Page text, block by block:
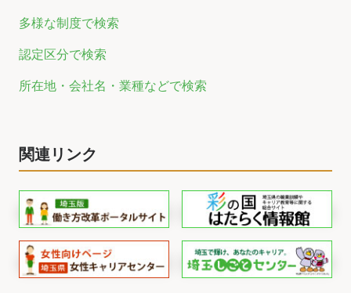
多様な制度で検索
認定区分で検索
所在地・会社名・業種などで検索
関連リンク